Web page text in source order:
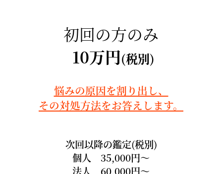
初回の方のみ
10万円(税別)
悩みの原因を割り出し、
その対処方法をお答えします。
次回以降の鑑定(税別)
個人 35,000円〜
法人 60,000円〜